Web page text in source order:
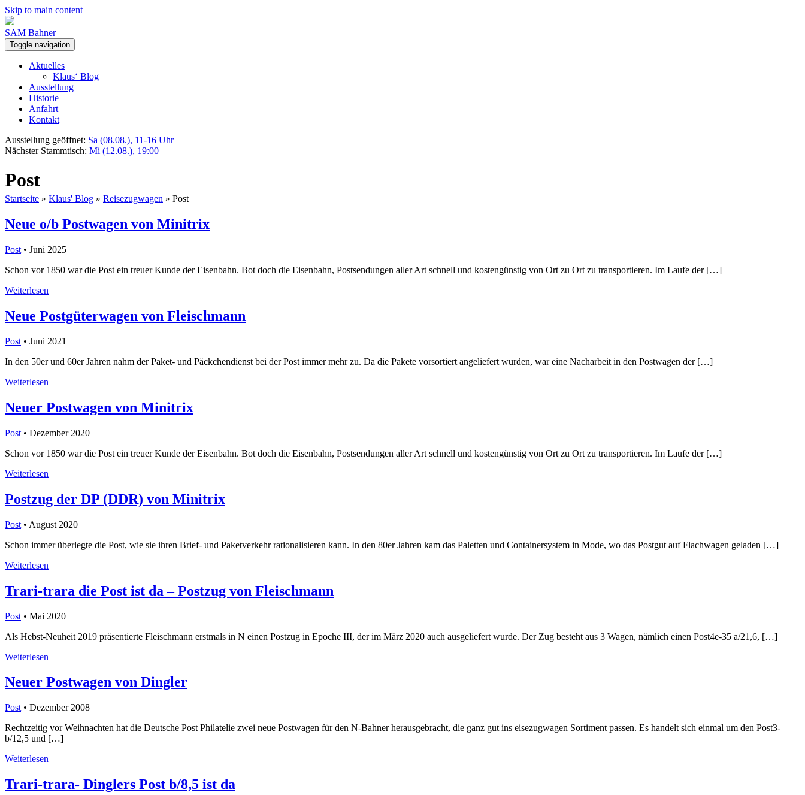
Skip to main content
SAM Bahner
Toggle navigation
Aktuelles
Klaus‘ Blog
Ausstellung
Historie
Anfahrt
Kontakt
Ausstellung geöffnet: Sa (08.08.), 11-16 Uhr
Nächster Stammtisch: Mi (12.08.), 19:00
Post
Startseite » Klaus' Blog » Reisezugwagen » Post
Neue o/b Postwagen von Minitrix
Post • Juni 2025
Schon vor 1850 war die Post ein treuer Kunde der Eisenbahn. Bot doch die Eisenbahn, Postsendungen aller Art schnell und kostengünstig von Ort zu Ort zu transportieren. Im Laufe der […]
Weiterlesen
Neue Postgüterwagen von Fleischmann
Post • Juni 2021
In den 50er und 60er Jahren nahm der Paket- und Päckchendienst bei der Post immer mehr zu. Da die Pakete vorsortiert angeliefert wurden, war eine Nacharbeit in den Postwagen der […]
Weiterlesen
Neuer Postwagen von Minitrix
Post • Dezember 2020
Schon vor 1850 war die Post ein treuer Kunde der Eisenbahn. Bot doch die Eisenbahn, Postsendungen aller Art schnell und kostengünstig von Ort zu Ort zu transportieren. Im Laufe der […]
Weiterlesen
Postzug der DP (DDR) von Minitrix
Post • August 2020
Schon immer überlegte die Post, wie sie ihren Brief- und Paketverkehr rationalisieren kann. In den 80er Jahren kam das Paletten und Containersystem in Mode, wo das Postgut auf Flachwagen geladen […]
Weiterlesen
Trari-trara die Post ist da – Postzug von Fleischmann
Post • Mai 2020
Als Hebst-Neuheit 2019 präsentierte Fleischmann erstmals in N einen Postzug in Epoche III, der im März 2020 auch ausgeliefert wurde. Der Zug besteht aus 3 Wagen, nämlich einen Post4e-35 a/21,6, […]
Weiterlesen
Neuer Postwagen von Dingler
Post • Dezember 2008
Rechtzeitig vor Weihnachten hat die Deutsche Post Philatelie zwei neue Postwagen für den N-Bahner herausgebracht, die ganz gut ins eisezugwagen Sortiment passen. Es handelt sich einmal um den Post3-
b/12,5 und […]
Weiterlesen
Trari-trara- Dinglers Post b/8,5 ist da